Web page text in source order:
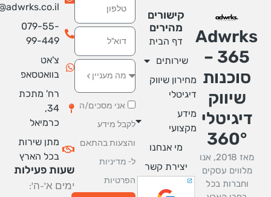
365 –
סוכנות
שיווק
דיגיטלי
360°
מאז 2018, אנו
מלווים עסקים
וחברות בכל
info@adwrks.co.il
079-55-
99-449
צ'אט
בוואטסאפ
רח' מתכת
כרמיאל
מתן שירות
בכל הארץ
שעות פעילות
ימים א'-ה':
אימייל
אני מסכים/ה
לקבל מידע
והצעות בהתאם
ל- מדיניות
הפרטיות
קישורים
מהירים
דף הבית
שירותים
מחירון שיווק
דיגיטלי
מידע
מקצועי
מי אנחנו
יצירת קשר